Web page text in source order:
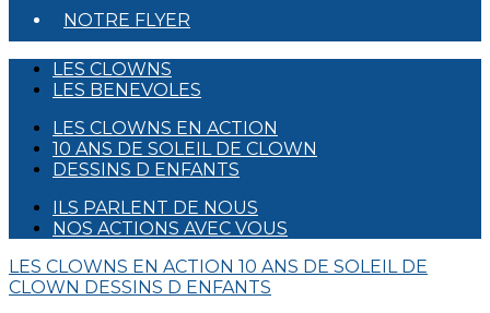
NOTRE FLYER
LES CLOWNS
LES BENEVOLES
LES CLOWNS EN ACTION
10 ANS DE SOLEIL DE CLOWN
DESSINS D ENFANTS
ILS PARLENT DE NOUS
NOS ACTIONS AVEC VOUS
LES CLOWNS EN ACTION 10 ANS DE SOLEIL DE
CLOWN DESSINS D ENFANTS